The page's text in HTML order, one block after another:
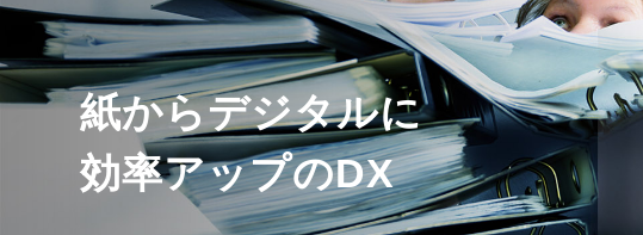
紙からデジタルに
効率アップのDX